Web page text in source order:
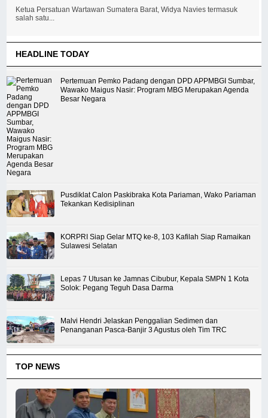
Ketua Persatuan Wartawan Sumatera Barat, Widya Navies termasuk
salah satu...
HEADLINE TODAY
Pertemuan Pemko Padang dengan DPD APPMBGI Sumbar,
Wawako Maigus Nasir: Program MBG Merupakan Agenda
Besar Negara
Pusdiklat Calon Paskibraka Kota Pariaman, Wako Pariaman
Tekankan Kedisiplinan
KORPRI Siap Gelar MTQ ke-8, 103 Kafilah Siap Ramaikan
Sulawesi Selatan
Lepas 7 Utusan ke Jamnas Cibubur, Kepala SMPN 1 Kota
Solok: Pegang Teguh Dasa Darma
Malvi Hendri Jelaskan Penggalian Sedimen dan
Penanganan Pasca-Banjir 3 Agustus oleh Tim TRC
TOP NEWS